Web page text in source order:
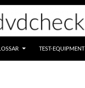
TEST-EQUIPMENT